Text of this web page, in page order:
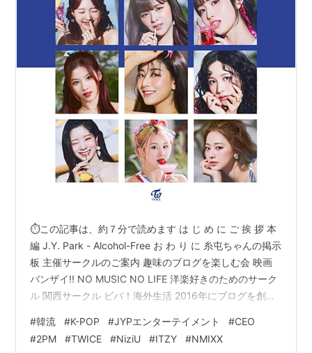
⏱この記事は、約７分で読めます は じ め に ご 挨 拶 本
編 J.Y. Park - Alcohol-Free お わ り に 糸屯ちゃんの掲示
板 主催サークルのご案内 趣味のブログを楽しむ会 映画
バンザイ!! NO MUSIC NO LIFE 洋楽好きのためのサーク
ル 関西サークル ビバ！海外生活 2016年にブログを創め
（IN POINT） やる気✖１００倍 ポパイのほうれん草 は
じ め に ご 挨 拶 おばんです 🍺 白石です本ブログの名称
#韓流 #K-POP #JYPエンターテイメント #CEO
#2PM #TWICE #NiziU #ITZY #NMIXX